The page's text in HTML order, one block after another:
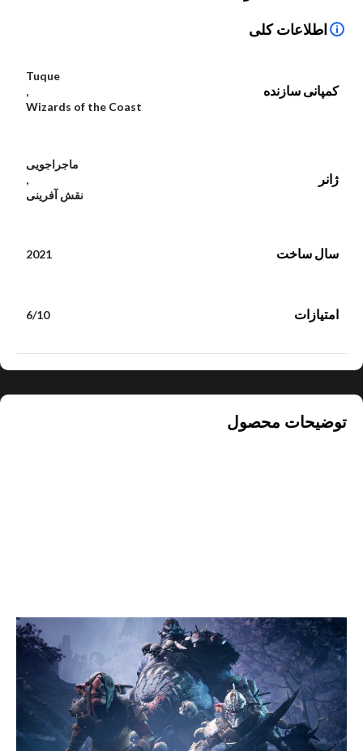
توضیحات محصول
اطلاعات کلی
کمپانی سازنده
Tuque
,
Wizards of the Coast
ژانر
ماجراجویی
,
نقش آفرینی
سال ساخت 2021
امتیازات 6/10